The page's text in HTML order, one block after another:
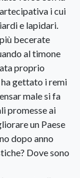
i cui
e lapidari.
becerate
al timone
proprio
gettato i remi
male si fa
promesse ai
un Paese
dopo anno
Dove sono